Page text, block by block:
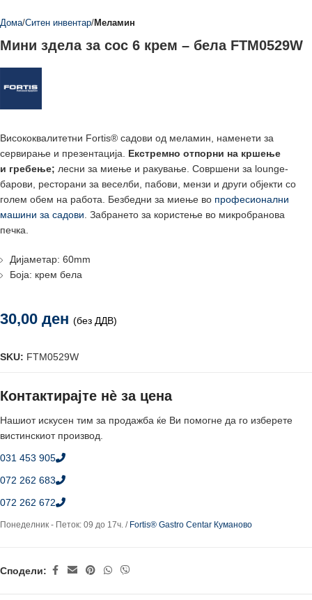
Дома Ситен инвентар Меламин
Мини здела за сос 6 крем – бела FTM0529W
Висококвалитетни Fortis® садови од меламин, наменети за
сервирање и презентација. Екстремно отпорни на кршење
и гребење; лесни за миење и ракување. Совршени за lounge-
барови, ресторани за веселби, пабови, мензи и други објекти со
голем обем на работа. Безбедни за миење во професионални
машини за садови . Забрането за користење во микробранова
печка.
Дијаметар: 60mm
Боја: крем бела
30,00 ден (без ДДВ)
SKU: FTM0529W
Контактирајте нè за цена
Нашиот искусен тим за продажба ќе Ви помогне да го изберете
вистинскиот производ.
031 453 905
072 262 683
072 262 672
Понеделник - Петок: 09 до 17ч. / Fortis® Gastro Centar Куманово
Сподели: